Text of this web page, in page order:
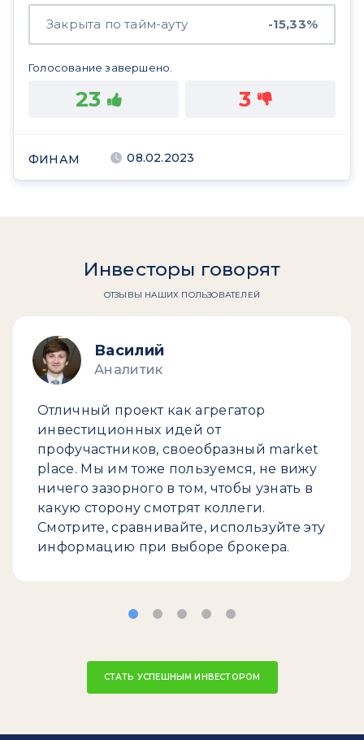
Закрыта по тайм-ауту -15,33%
Голосование завершено.
23 3
ФИНАМ 08.02.2023
Инвесторы говорят
ОТЗЫВЫ НАШИХ ПОЛЬЗОВАТЕЛЕЙ
Василий
Аналитик
Отличный проект как агрегатор
инвестиционных идей от
профучастников, своеобразный market
place. Мы им тоже пользуемся, не вижу
ничего зазорного в том, чтобы узнать в
какую сторону смотрят коллеги.
Смотрите, сравнивайте, используйте эту
информацию при выборе брокера.
СТАТЬ УСПЕШНЫМ ИНВЕСТОРОМ